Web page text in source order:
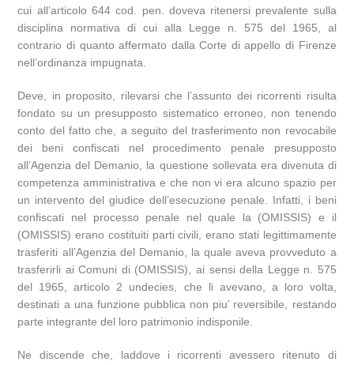
cui all’articolo 644 cod. pen. doveva ritenersi prevalente sulla
disciplina normativa di cui alla Legge n. 575 del 1965, al
contrario di quanto affermato dalla Corte di appello di Firenze
nell’ordinanza impugnata.
Deve, in proposito, rilevarsi che l’assunto dei ricorrenti risulta
fondato su un presupposto sistematico erroneo, non tenendo
conto del fatto che, a seguito del trasferimento non revocabile
dei beni confiscati nel procedimento penale presupposto
all’Agenzia del Demanio, la questione sollevata era divenuta di
competenza amministrativa e che non vi era alcuno spazio per
un intervento del giudice dell’esecuzione penale. Infatti, i beni
confiscati nel processo penale nel quale la (OMISSIS) e il
(OMISSIS) erano costituiti parti civili, erano stati legittimamente
trasferiti all’Agenzia del Demanio, la quale aveva provveduto a
trasferirli ai Comuni di (OMISSIS), ai sensi della Legge n. 575
del 1965, articolo 2 undecies, che li avevano, a loro volta,
destinati a una funzione pubblica non piu’ reversibile, restando
parte integrante del loro patrimonio indisponile.
Ne discende che, laddove i ricorrenti avessero ritenuto di